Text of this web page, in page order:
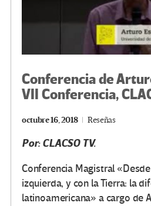
Conferencia de
VII Conferencia,
octubre 16, 2018 Reseñas
Por: CLACSO TV.
Conferencia Magistral
izquierda, y con la Tierra: la
latinoamericana» a cargo de